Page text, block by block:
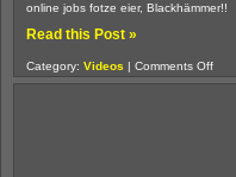
online jobs fotze eier, Blackhämmer!!
Read this Post »
Category: Videos | Comments Offon
fuck